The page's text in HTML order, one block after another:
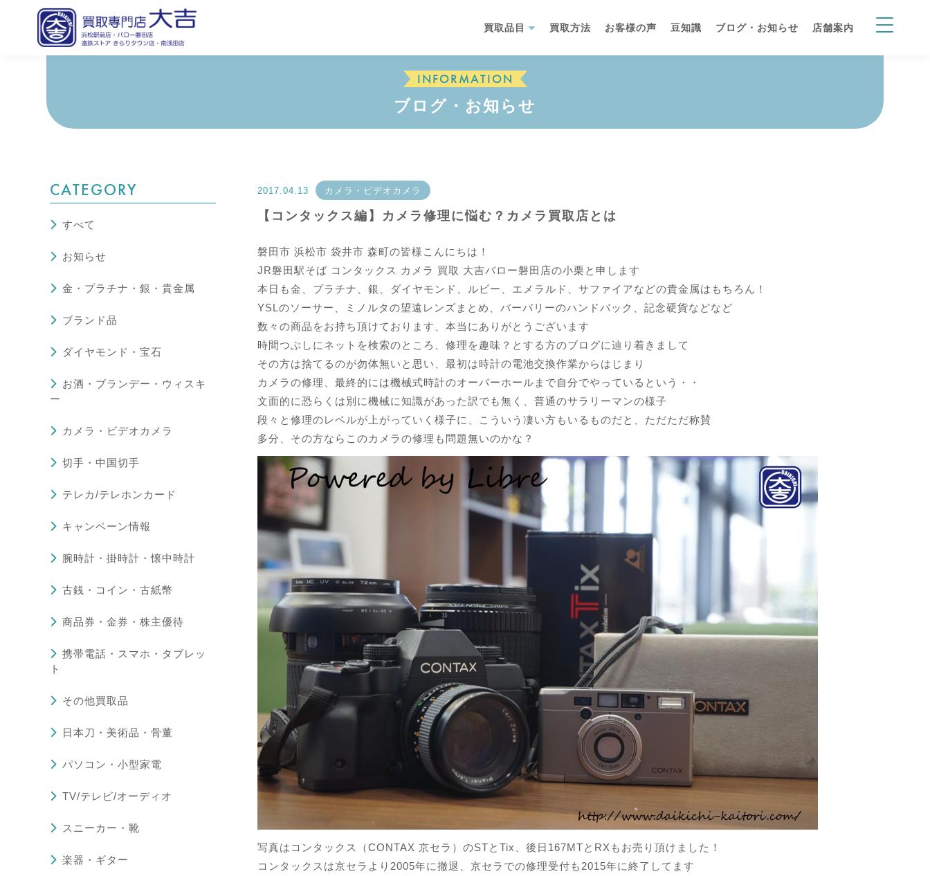
買取品目 買取方法 お客様の声 豆知識 ブログ・お知らせ 店舗案内
INFORMATION
ブログ・お知らせ
2017.04.13 カメラ・ビデオカメラ
【コンタックス編】カメラ修理に悩む？カメラ買取店とは
磐田市 浜松市 袋井市 森町の皆様こんにちは！
JR磐田駅そば コンタックス カメラ 買取 大吉バロー磐田店の小栗と申します
本日も金、プラチナ、銀、ダイヤモンド、ルビー、エメラルド、サファイアなどの貴金属はもちろん！
YSLのソーサー、ミノルタの望遠レンズまとめ、バーバリーのハンドバック、記念硬貨などなど
数々の商品をお持ち頂けております、本当にありがとうございます
時間つぶしにネットを検索のところ、修理を趣味？とする方のブログに辿り着きまして
その方は捨てるのが勿体無いと思い、最初は時計の電池交換作業からはじまり
カメラの修理、最終的には機械式時計のオーバーホールまで自分でやっているという・・
文面的に恐らくは別に機械に知識があった訳でも無く、普通のサラリーマンの様子
段々と修理のレベルが上がっていく様子に、こういう凄い方もいるものだと、ただただ称賛
多分、その方ならこのカメラの修理も問題無いのかな？
写真はコンタックス（CONTAX 京セラ）のSTとTix、後日167MTとRXもお売り頂けました！
コンタックスは京セラより2005年に撤退、京セラでの修理受付も2015年に終了してます
CATEGORY
すべて
お知らせ
金・プラチナ・銀・貴金属
ブランド品
ダイヤモンド・宝石
お酒・ブランデー・ウィスキ
ー
カメラ・ビデオカメラ
切手・中国切手
テレカ/テレホンカード
キャンペーン情報
腕時計・掛時計・懐中時計
古銭・コイン・古紙幣
商品券・金券・株主優待
携帯電話・スマホ・タブレッ
ト
その他買取品
日本刀・美術品・骨董
パソコン・小型家電
TV/テレビ/オーディオ
スニーカー・靴
楽器・ギター